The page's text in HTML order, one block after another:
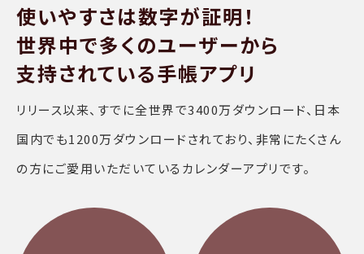
使いやすさは数字が証明！
世界中で多くのユーザーから
支持されている手帳アプリ
リリース以来、すでに全世界で3400万ダウンロード、日本
国内でも1200万ダウンロードされており、非常にたくさん
の方にご愛用いただいているカレンダーアプリです。